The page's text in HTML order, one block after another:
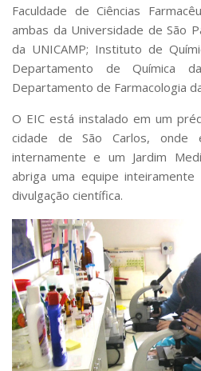
Serviços
Bibliotecas
Apoio ao Estudante
Segurança, Trânsito e
RH, Administrativo e
Comunicação
Assessorias e Mídias
Aplicativos e Sites
Jornal da USP
Agenda de Eventos
Faculdade de Ciências
ambas da Universidade de São
da UNICAMP; Instituto de
Departamento de Química
Departamento de Farmacologia
O EIC está instalado em um
cidade de São Carlos, onde
internamente e um Jardim
abriga uma equipe
divulgação científica.